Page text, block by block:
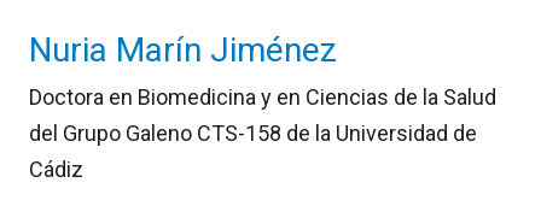
Nuria Marín Jiménez
Doctora en Biomedicina y en Ciencias de la Salud
del Grupo Galeno CTS-158 de la Universidad de
Cádiz